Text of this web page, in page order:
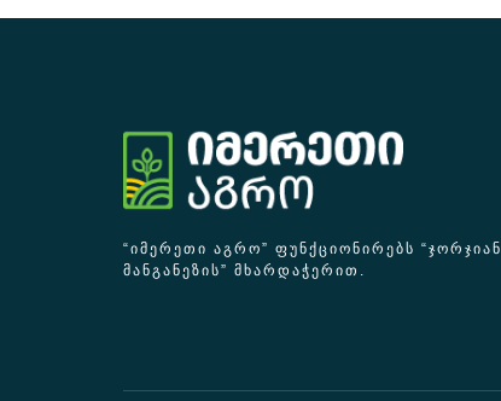
“ᲘᲛᲔᲠᲔᲗᲘ ᲐᲒᲠᲝ” ᲤᲣᲜᲥᲪᲘᲝᲜᲘᲠᲔᲑᲡ “ᲯᲝᲠᲯᲘᲐᲜ
ᲛᲐᲜᲒᲐᲜᲔᲖᲘᲡ” ᲛᲮᲐᲠᲓᲐᲭᲔᲠᲘᲗ.